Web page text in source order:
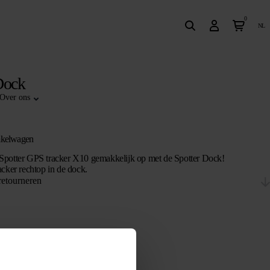
Over ons
0
nl
GPS tracker X10 gemakkelijk op met de Spotter Dock!
rechtop in de dock.